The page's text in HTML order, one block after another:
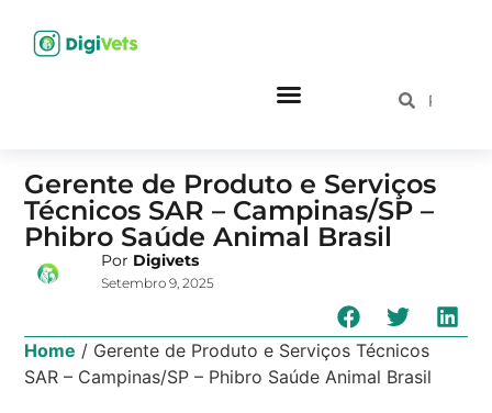
Gerente de Produto e Serviços
Técnicos SAR – Campinas/SP –
Phibro Saúde Animal Brasil
Por Digivets
Setembro 9, 2025
Home / Gerente de Produto e Serviços Técnicos
SAR – Campinas/SP – Phibro Saúde Animal Brasil